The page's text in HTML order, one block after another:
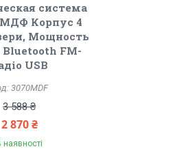
система
МДФ Корпус 4
Мощность
Bluetooth FM-
USB
3070MDF
3 588 ₴
2 870 ₴
наявності